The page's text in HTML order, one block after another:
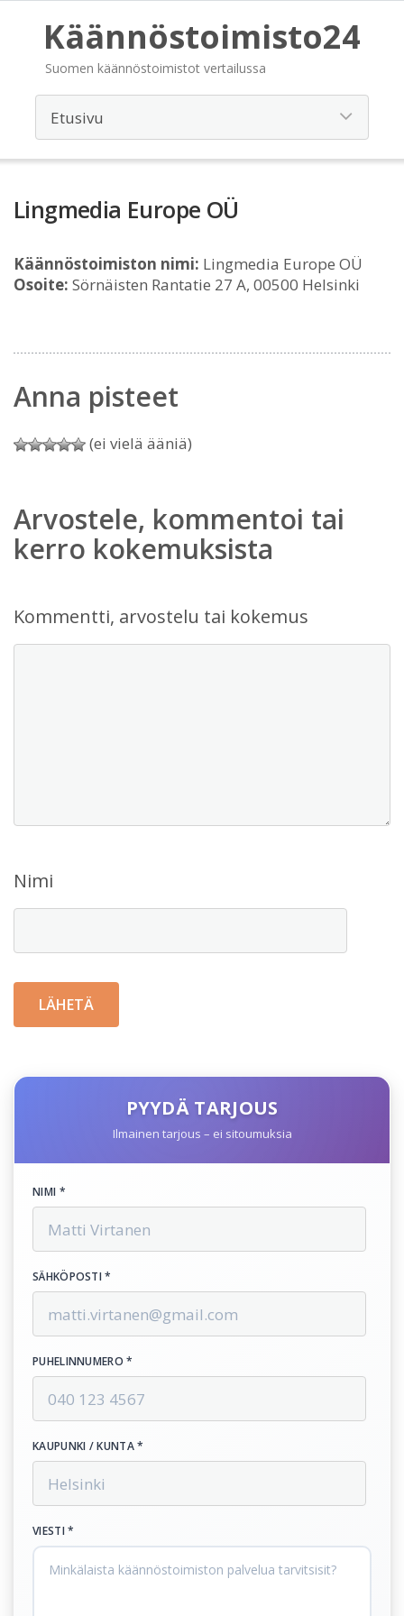
Käännöstoimisto24
Suomen käännöstoimistot vertailussa
Lingmedia Europe OÜ
Käännöstoimiston nimi: Lingmedia Europe OÜ
Osoite: Sörnäisten Rantatie 27 A, 00500 Helsinki
Anna pisteet
(ei vielä ääniä)
Arvostele, kommentoi tai
kerro kokemuksista
Kommentti, arvostelu tai kokemus
Nimi
PYYDÄ TARJOUS
Ilmainen tarjous – ei sitoumuksia
NIMI *
SÄHKÖPOSTI *
PUHELINNUMERO *
KAUPUNKI / KUNTA *
VIESTI *